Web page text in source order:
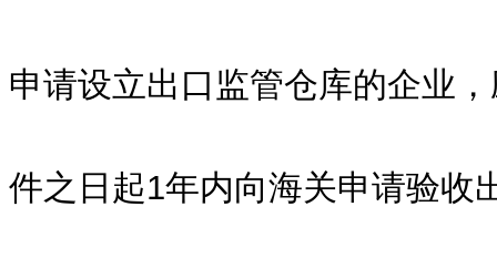
申请设立出口监管仓库的企业
件之日起1年内向海关申请验收